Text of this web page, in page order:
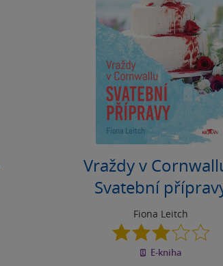
Vraždy v
Svatební
Fiona Leitch
3.0
z
5
E-kniha